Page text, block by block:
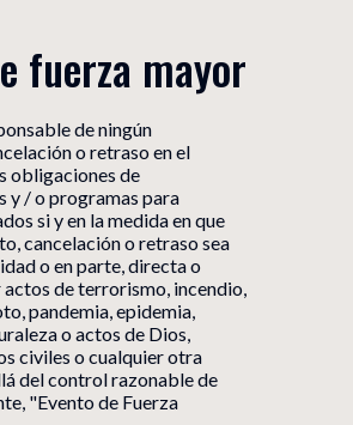
fuerza mayor
de ningún
o retraso en el
obligaciones de
y / o programas para
si y en la medida en que
cancelación o retraso sea
o en parte, directa o
de terrorismo, incendio,
pandemia, epidemia,
o actos de Dios,
civiles o cualquier otra
del control razonable de
"Evento de Fuerza